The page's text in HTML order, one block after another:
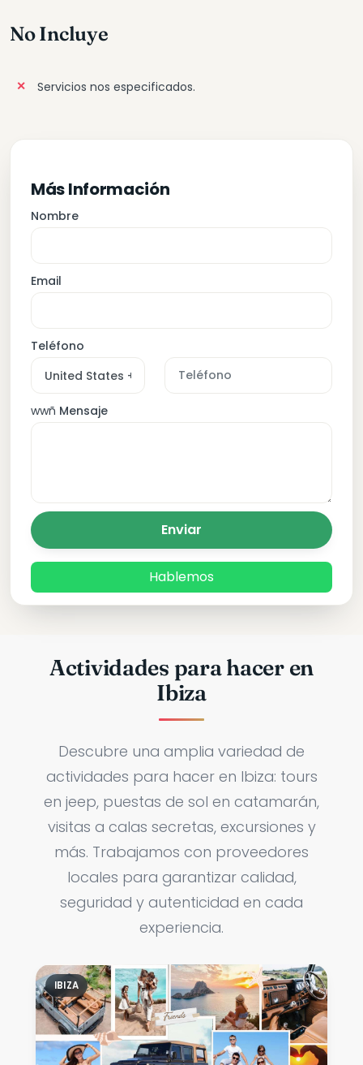
No Incluye
Servicios nos especificados.
Más Información
Nombre
Email
Teléfono
wwñ Mensaje
Enviar
Hablemos
Actividades para hacer en
Ibiza
Descubre una amplia variedad de
actividades para hacer en Ibiza: tours
en jeep, puestas de sol en catamarán,
visitas a calas secretas, excursiones y
más. Trabajamos con proveedores
locales para garantizar calidad,
seguridad y autenticidad en cada
experiencia.
IBIZA